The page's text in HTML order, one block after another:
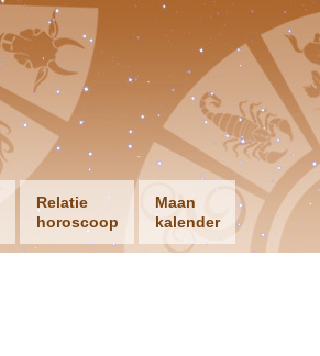
Relatie
horoscoop
Maan
kalender